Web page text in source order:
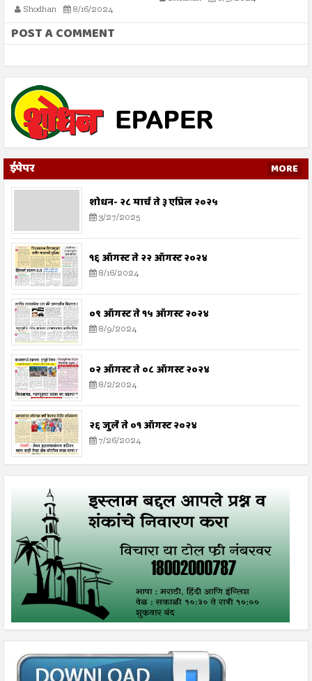
Shodhan 8/16/2024
POST A COMMENT
ईपेपर MORE
शोधन- २८ मार्च ते ३ एप्रिल २०२५
3/27/2025
१६ ऑगस्ट ते २२ ऑगस्ट २०२४
8/16/2024
०९ ऑगस्ट ते १५ ऑगस्ट २०२४
8/9/2024
०२ ऑगस्ट ते ०८ ऑगस्ट २०२४
8/2/2024
२६ जुलै ते ०१ ऑगस्ट २०२४
7/26/2024